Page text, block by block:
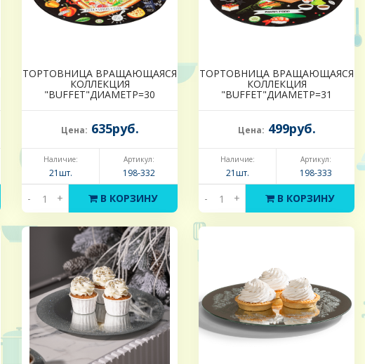
ТОРТОВНИЦА ВРАЩАЮЩАЯСЯ
КОЛЛЕКЦИЯ
"BUFFET"ДИАМЕТР=30
Цена: 635руб.
Наличие:
21шт.
Артикул:
198-332
- + В КОРЗИНУ
ТОРТОВНИЦА ВРАЩАЮЩАЯСЯ
КОЛЛЕКЦИЯ
"BUFFET"ДИАМЕТР=31
Цена: 499руб.
Наличие:
21шт.
Артикул:
198-333
- + В КОРЗИНУ